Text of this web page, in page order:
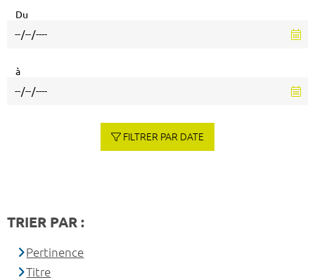
Du
à
FILTRER PAR DATE
TRIER PAR :
Pertinence
Titre